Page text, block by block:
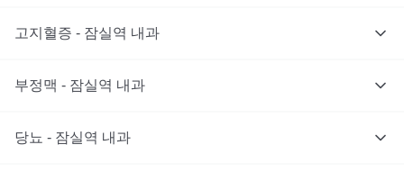
고지혈증 - 잠실역 내과
부정맥 - 잠실역 내과
당뇨 - 잠실역 내과